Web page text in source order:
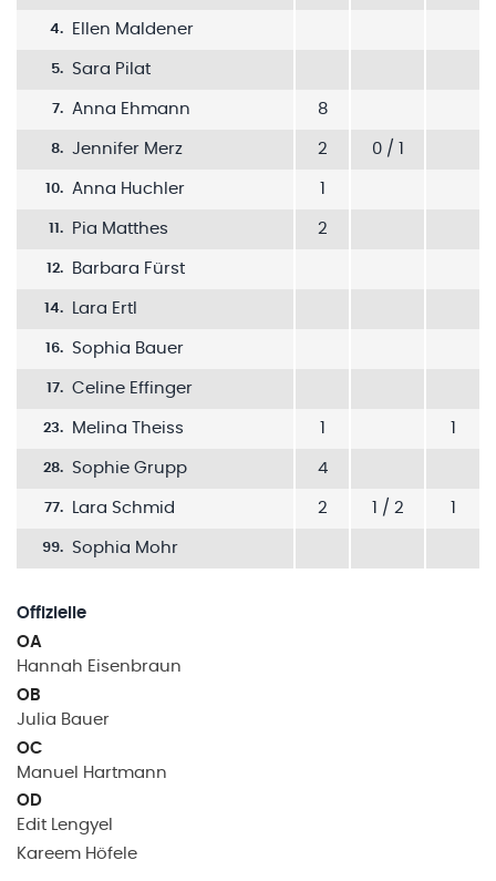
4. Ellen Maldener
5. Sara Pilat
7. Anna Ehmann 8
8. Jennifer Merz 2 0 / 1
10. Anna Huchler
11. Pia Matthes 2
12. Barbara Fürst
14. Lara Ertl
16. Sophia Bauer
17. Celine Effinger
23. Melina Theiss
28. Sophie Grupp 4
77. Lara Schmid 2 1 / 2
99. Sophia Mohr
Offizielle
OA
Hannah Eisenbraun
OB
Julia Bauer
OC
Manuel
Hartmann
OD
Edit Lengyel
Kareem Höfele